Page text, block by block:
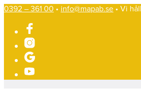
0392 – 361 00 • info@mapab.se • Vi